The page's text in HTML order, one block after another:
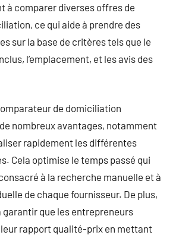
à comparer diverses offres de
ce qui aide à prendre des
sur la base de critères tels que le
l’emplacement, et les avis des
de domiciliation
nombreux avantages, notamment
rapidement les différentes
Cela optimise le temps passé qui
à la recherche manuelle et à
de chaque fournisseur. De plus,
garantir que les entrepreneurs
rapport qualité-prix en mettant